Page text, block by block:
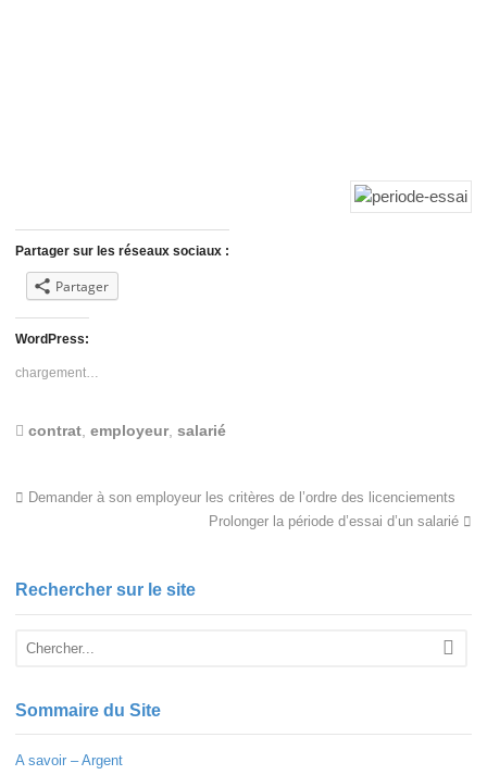
Partager sur les réseaux sociaux :
Partager
WordPress:
chargement…
contrat employeur, salarié
Demander à son employeur les critères de l’ordre des licenciements
Prolonger la période d’essai d’un salarié
Rechercher sur le site
Sommaire du Site
A savoir – Argent